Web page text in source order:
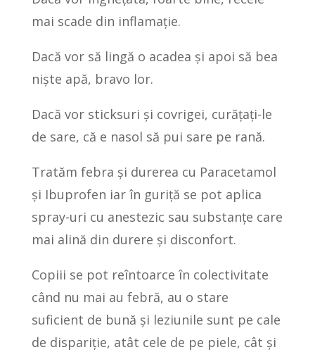
mai scade din inflamație.
Dacă vor să lingă o acadea și apoi să bea
niște apă, bravo lor.
Dacă vor sticksuri și covrigei, curățați-le
de sare, că e nasol să pui sare pe rană.
Tratăm febra și durerea cu Paracetamol
și Ibuprofen iar în guriță se pot aplica
spray-uri cu anestezic sau substanțe care
mai alină din durere și disconfort.
Copiii se pot reîntoarce în colectivitate
când nu mai au febră, au o stare
suficient de bună și leziunile sunt pe cale
de dispariție, atât cele de pe piele, cât și